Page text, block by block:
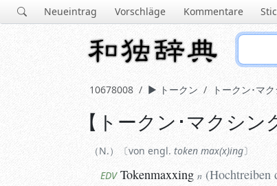
Neueintrag Vorschläge Kommentare
10678008 トークン トークン･マ
N. von engl.token max(x)ing
EDV Tokenmaxxing n Hochtreiben
【 トークン･マクシン
N. von engl. token max(x)ing
EDV Tokenmaxxing n (Hochtreiben